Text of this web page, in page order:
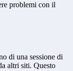
problemi con il
di una sessione di
altri siti. Questo